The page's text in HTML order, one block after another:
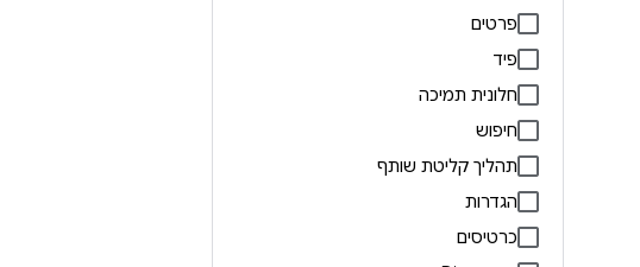
פרטים
פיד
חלונית תמיכה
חיפוש
תהליך קליטת שותף
הגדרות
כרטיסים